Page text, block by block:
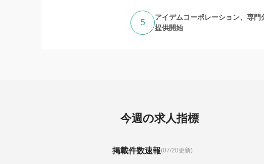
5
アイデムコーポレーション、専門
提供開始
今週の求人指標
掲載件数速報(07/20更新)